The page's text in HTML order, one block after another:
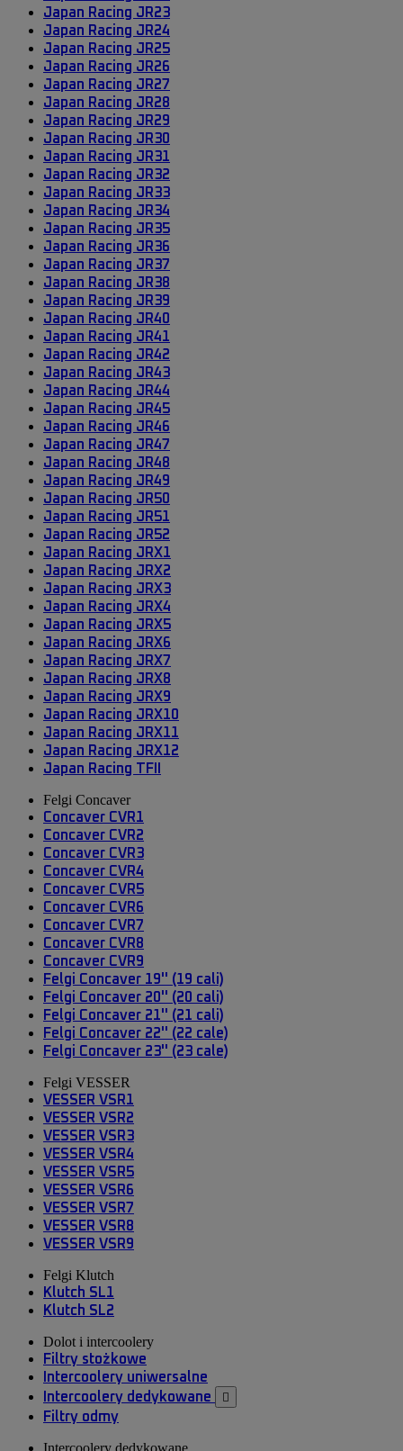
Japan Racing JR23
Japan Racing JR24
Japan Racing JR25
Japan Racing JR26
Japan Racing JR27
Japan Racing JR28
Japan Racing JR29
Japan Racing JR30
Japan Racing JR31
Japan Racing JR32
Japan Racing JR33
Japan Racing JR34
Japan Racing JR35
Japan Racing JR36
Japan Racing JR37
Japan Racing JR38
Japan Racing JR39
Japan Racing JR40
Japan Racing JR41
Japan Racing JR42
Japan Racing JR43
Japan Racing JR44
Japan Racing JR45
Japan Racing JR46
Japan Racing JR47
Japan Racing JR48
Japan Racing JR49
Japan Racing JR50
Japan Racing JR51
Japan Racing JR52
Japan Racing JRX1
Japan Racing JRX2
Japan Racing JRX3
Japan Racing JRX4
Japan Racing JRX5
Japan Racing JRX6
Japan Racing JRX7
Japan Racing JRX8
Japan Racing JRX9
Japan Racing JRX10
Japan Racing JRX11
Japan Racing JRX12
Japan Racing TFII
Felgi Concaver
Concaver CVR1
Concaver CVR2
Concaver CVR3
Concaver CVR4
Concaver CVR5
Concaver CVR6
Concaver CVR7
Concaver CVR8
Concaver CVR9
Felgi Concaver 19'' (19 cali)
Felgi Concaver 20'' (20 cali)
Felgi Concaver 21'' (21 cali)
Felgi Concaver 22'' (22 cale)
Felgi Concaver 23'' (23 cale)
Felgi VESSER
VESSER VSR1
VESSER VSR2
VESSER VSR3
VESSER VSR4
VESSER VSR5
VESSER VSR6
VESSER VSR7
VESSER VSR8
VESSER VSR9
Felgi Klutch
Klutch SL1
Klutch SL2
Dolot i intercoolery
Filtry stożkowe
Intercoolery uniwersalne
Intercoolery dedykowane

Filtry odmy
Intercoolery dedykowane